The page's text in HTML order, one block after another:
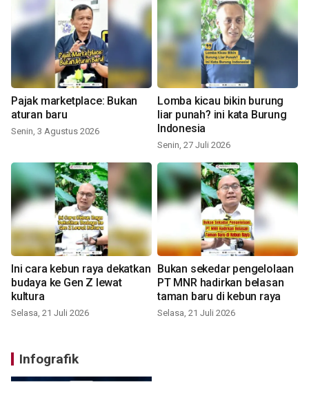
Pajak marketplace: Bukan
aturan baru
Senin, 3 Agustus 2026
Lomba kicau bikin burung
liar punah? ini kata Burung
Indonesia
Senin, 27 Juli 2026
Ini cara kebun raya dekatkan
budaya ke Gen Z lewat
kultura
Selasa, 21 Juli 2026
Bukan sekedar pengelolaan
PT MNR hadirkan belasan
taman baru di kebun raya
Selasa, 21 Juli 2026
Infografik